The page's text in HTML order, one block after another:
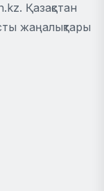
Қазақстан
жаңалықтары